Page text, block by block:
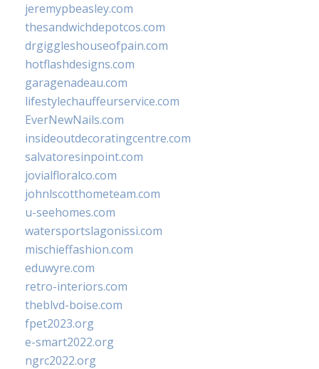
jeremypbeasley.com
thesandwichdepotcos.com
drgiggleshouseofpain.com
hotflashdesigns.com
garagenadeau.com
lifestylechauffeurservice.com
EverNewNails.com
insideoutdecoratingcentre.com
salvatoresinpoint.com
jovialfloralco.com
johnlscotthometeam.com
u-seehomes.com
watersportslagonissi.com
mischieffashion.com
eduwyre.com
retro-interiors.com
theblvd-boise.com
fpet2023.org
e-smart2022.org
ngrc2022.org